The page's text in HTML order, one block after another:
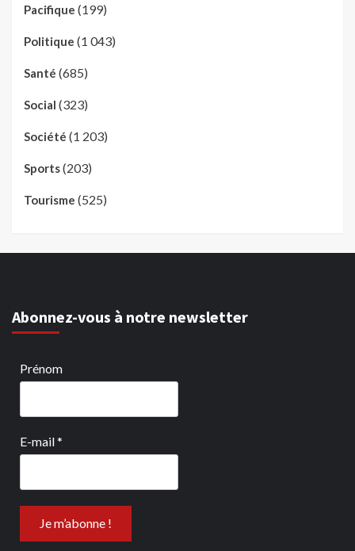
Pacifique (199)
Politique (1 043)
Santé (685)
Social (323)
Société (1 203)
Sports(203)
Tourisme (525)
Abonnez-vous à notre newsletter
Prénom
E-mail*